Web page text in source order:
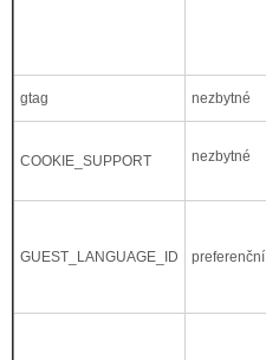
gtag nezbytné
COOKIE_SUPPORT nezbytné
GUEST_LANGUAGE_ID preferenční